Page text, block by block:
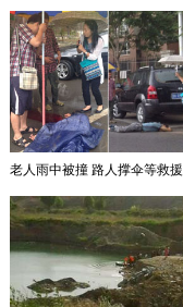
老人雨中被撞 路人撑伞等救援